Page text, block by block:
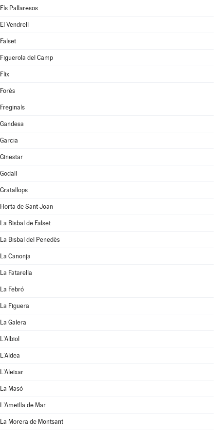
Els Pallaresos
El Vendrell
Falset
Figuerola del Camp
Flix
Forès
Freginals
Gandesa
Garcia
Ginestar
Godall
Gratallops
Horta de Sant Joan
La Bisbal de Falset
La Bisbal del Penedès
La Canonja
La Fatarella
La Febró
La Figuera
La Galera
L'Albiol
L'Aldea
L'Aleixar
La Masó
L'Ametlla de Mar
La Morera de Montsant